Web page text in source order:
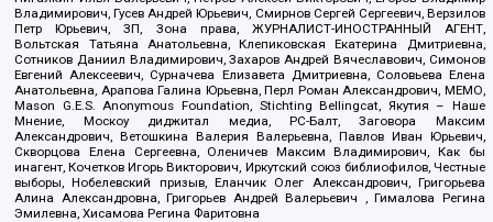
Владимирович, Гусев Андрей Юрьевич, Смирнов Сергей Сергеевич, Верзилов
Петр Юрьевич, ЗП, Зона права, ЖУРНАЛИСТ-ИНОСТРАННЫЙ АГЕНТ,
Вольтская Татьяна Анатольевна, Клепиковская Екатерина Дмитриевна,
Сотников Даниил Владимирович, Захаров Андрей Вячеславович, Симонов
Евгений Алексеевич, Сурначева Елизавета Дмитриевна, Соловьева Елена
Анатольевна, Арапова Галина Юрьевна, Перл Роман Александрович, МЕМО,
Mason G.E.S. Anonymous Foundation, Stichting Bellingcat, Якутия – Наше
Мнение, Москоу диджитал медиа, РС-Балт, Заговора Максим
Александрович, Ветошкина Валерия Валерьевна, Павлов Иван Юрьевич,
Скворцова Елена Сергеевна, Оленичев Максим Владимирович, Как бы
инагент, Кочетков Игорь Викторович, Иркутский союз библиофилов, Честные
выборы, Нобелевский призыв, Еланчик Олег Александрович, Григорьева
Алина Александровна, Григорьев Андрей Валерьевич , Гималова Регина
Эмилевна, Хисамова Регина Фаритовна